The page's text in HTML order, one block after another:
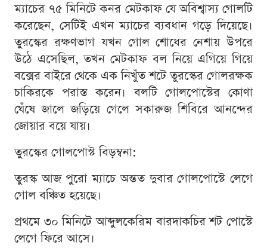
ম্যাচের ৭৫ মিনিটে কনর মেটকাফ যে অবিশ্বাস্য গোলটি
করেছেন, সেটিই এখন ম্যাচের ব্যবধান গড়ে দিয়েছে।
তুরস্কের রক্ষণভাগ যখন গোল শোধের নেশায় উপরে
উঠে এসেছিল, তখন মেটকাফ বল নিয়ে এগিয়ে গিয়ে
বক্সের বাইরে থেকে এক নিখুঁত শটে তুরস্কের গোলরক্ষক
চাকিরকে পরাস্ত করেন। বলটি গোলপোস্টের কোণা
ঘেঁষে জালে জড়িয়ে গেলে সকারুজ শিবিরে আনন্দের
জোয়ার বয়ে যায়।
তুরস্কের গোলপোস্ট বিড়ম্বনা:
তুরস্ক আজ পুরো ম্যাচে অন্তত দুবার গোলপোস্টে লেগে
গোল বঞ্চিত হয়েছে।
প্রথমে ৩০ মিনিটে আব্দুলকেরিম বারদাকচির শট পোস্টে
লেগে ফিরে আসে।